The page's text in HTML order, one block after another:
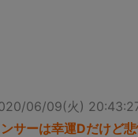
06/09(火)
サーは幸運Dだけど